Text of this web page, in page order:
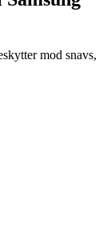
mod snavs,